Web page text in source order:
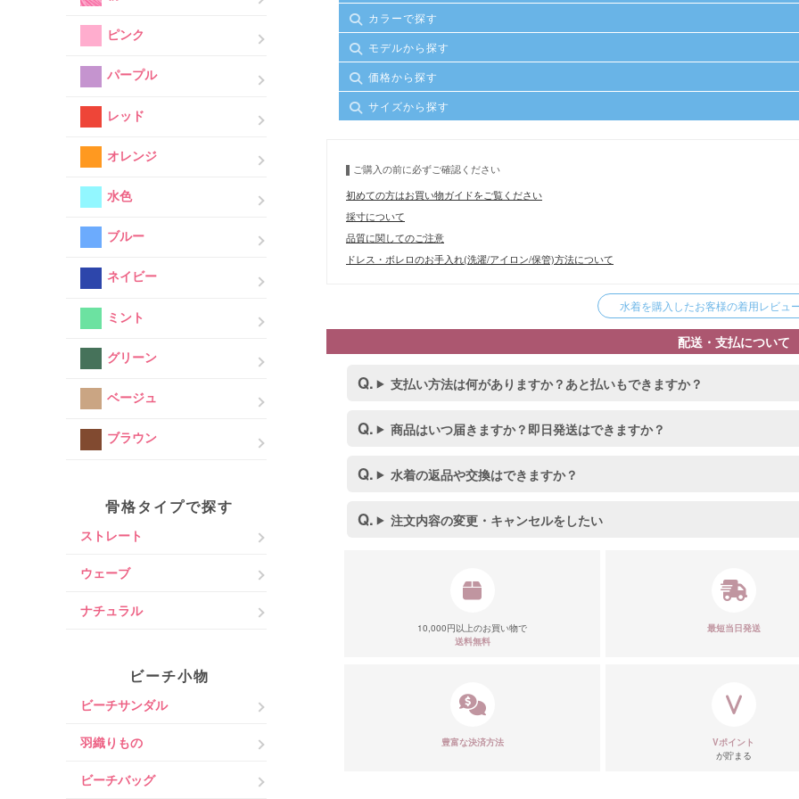
ピンク
パープル
レッド
オレンジ
水色
ブルー
ネイビー
ミント
グリーン
ベージュ
ブラウン
骨格タイプで探す
ストレート
ウェーブ
ナチュラル
ビーチ小物
ビーチサンダル
羽織りもの
ビーチバッグ
カラーで探す
モデルから探す
価格から探す
サイズから探す
ご購入の前に必ずご確認ください
初めての方はお買い物ガイドをご覧ください
採寸について
品質に関してのご注意
ドレス・ボレロのお手入れ(洗濯/アイロン/保管)方法について
水着を購入したお客様の着用レビュ
配送・支払について
支払い方法は何がありますか？あと払いもできますか？
商品はいつ届きますか？即日発送はできますか？
水着の返品や交換はできますか？
注文内容の変更・キャンセルをしたい
10,000円以上のお買い物で
送料無料
最短当日発送
豊富な決済方法
Vポイント
が貯まる